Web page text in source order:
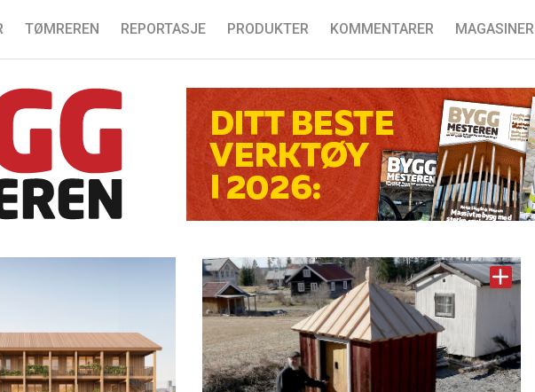
TØMREREN REPORTASJE PRODUKTER KOMMENTARER MAGASINER